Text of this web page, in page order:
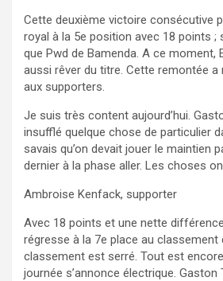
Cette deuxième victoire consécutive
royal à la 5e position avec 18 points ;
que Pwd de Bamenda. A ce moment,
aussi rêver du titre. Cette remontée a
aux supporters.
Je suis très content aujourd’hui.
insufflé quelque chose de particulier
savais qu’on devait jouer le maintien
dernier à la phase aller. Les choses
Ambroise Kenfack, supporter
Avec 18 points et une nette
régresse à la 7e place au classement
classement est serré. Tout est
journée s’annonce électrique. Gaston